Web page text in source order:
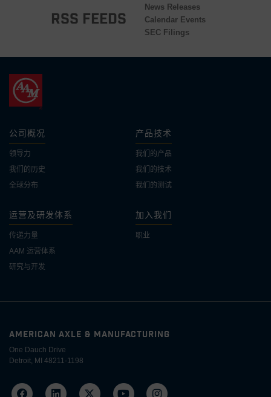
RSS Feeds
News Releases
Calendar Events
SEC Filings
公司概况
领导力
我们的历史
全球分布
产品技术
我们的产品
我们的技术
我们的测试
运营及研发体系
传递力量
AAM 运营体系
研究与开发
加入我们
职业
AMERICAN AXLE & MANUFACTURING
One Dauch Drive
Detroit, MI 48211-1198